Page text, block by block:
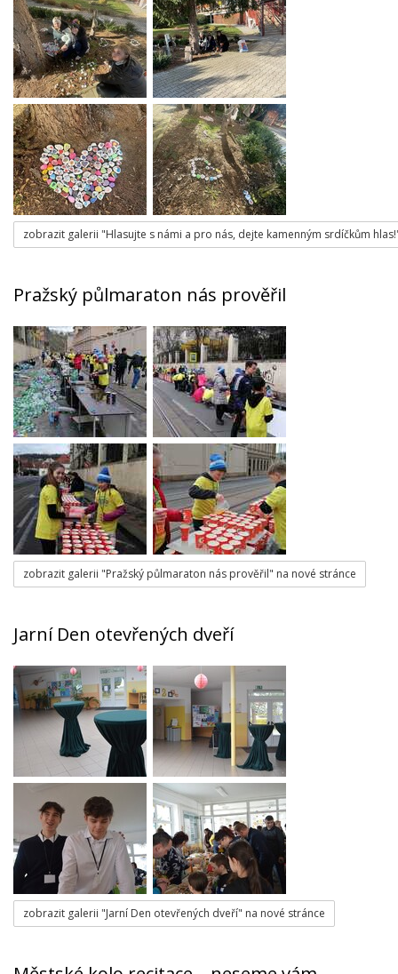
zobrazit galerii "Hlasujte s námi a pro nás, dejte kamenným srdíčkům
Pražský půlmaraton nás prověřil
zobrazit galerii "Pražský půlmaraton nás prověřil" na nové stránce
Jarní Den otevřených dveří
zobrazit galerii "Jarní Den otevřených dveří" na nové stránce